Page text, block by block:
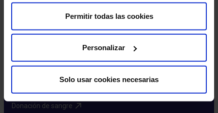
Permitir todas las cookies
Personalizar
Solo usar cookies necesarias
HM CINAC​
Enlaces de interés
Aseguradoras y mutuas​
Preguntas frecuentes​
Donación de sangre​